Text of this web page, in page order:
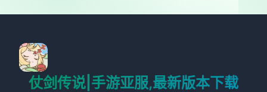
仗剑传说|手游亚服,最新版本下载